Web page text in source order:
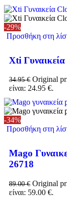
-29%
Προσθήκη στη
Xti
34.95€ Original
είναι: 24.95 €.
-34%
Προσθήκη στη
Mago
26718
89.00€ Original
είναι: 59.00 €.